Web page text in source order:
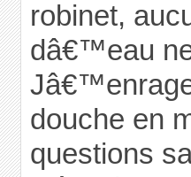
robinet,
dâ€™eau
douche en
questions